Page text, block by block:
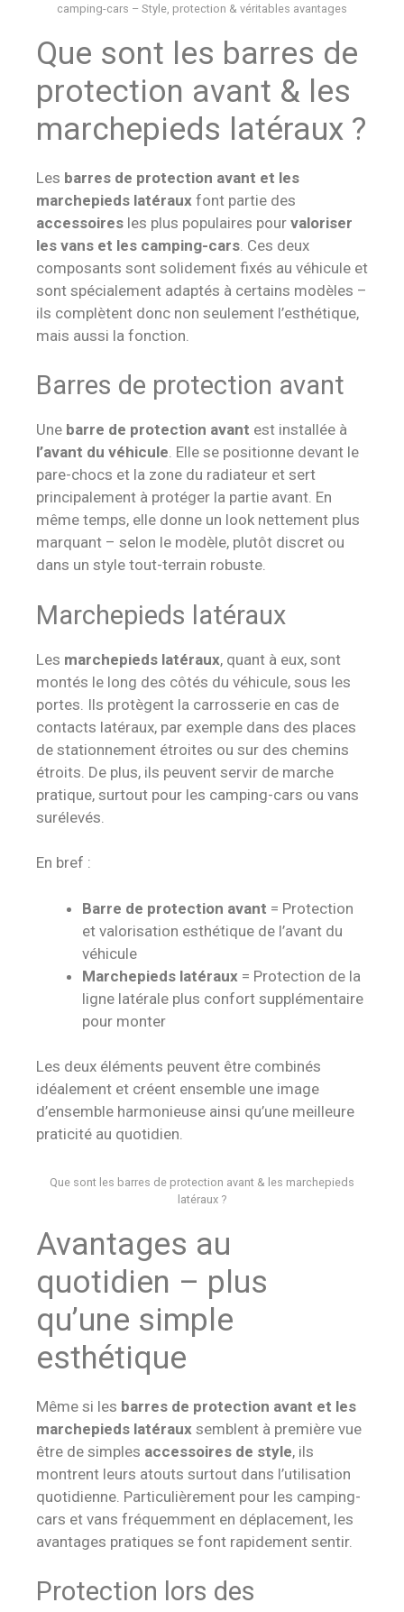
camping-cars – Style, protection & véritables avantages
Que sont les barres de
protection avant & les
marchepieds latéraux ?
Les barres de protection avant et les
marchepieds latéraux font partie des
accessoires les plus populaires pour valoriser
les vans et les camping-cars . Ces deux
composants sont solidement fixés au véhicule et
sont spécialement adaptés à certains modèles –
ils complètent donc non seulement l’esthétique,
mais aussi la fonction.
Barres de protection avant
Une barre de protection avant est installée à
l’avant du véhicule. Elle se positionne devant le
pare-chocs et la zone du radiateur et sert
principalement à protéger la partie avant. En
même temps, elle donne un look nettement plus
marquant – selon le modèle, plutôt discret ou
dans un style tout-terrain robuste.
Marchepieds latéraux
Les marchepieds latéraux, quant à eux, sont
montés le long des côtés du véhicule, sous les
portes. Ils protègent la carrosserie en cas de
contacts latéraux, par exemple dans des places
de stationnement étroites ou sur des chemins
étroits. De plus, ils peuvent servir de marche
pratique, surtout pour les camping-cars ou vans
surélevés.
En bref :
Barre de protection avant = Protection
et valorisation esthétique de l’avant du
véhicule
Marchepieds latéraux = Protection de la
ligne latérale plus confort supplémentaire
pour monter
Les deux éléments peuvent être combinés
idéalement et créent ensemble une image
d’ensemble harmonieuse ainsi qu’une meilleure
praticité au quotidien.
Que sont les barres de protection avant & les marchepieds
latéraux ?
Avantages au
quotidien – plus
qu’une simple
esthétique
Même si les barres de protection avant et les
marchepieds latéraux semblent à première vue
être de simples accessoires de style, ils
montrent leurs atouts surtout dans l’utilisation
quotidienne. Particulièrement pour les camping-
cars et vans fréquemment en déplacement, les
avantages pratiques se font rapidement sentir.
Protection lors des